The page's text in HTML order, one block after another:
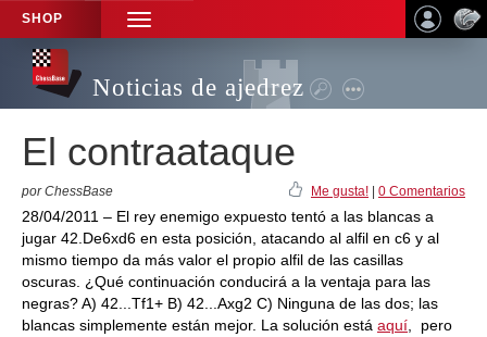
SHOP
TOGGLE
NAVIGATION
Noticias de ajedrez
El contraataque
por ChessBase Me gusta! 0 Comentarios
28/04/2011 – El rey enemigo expuesto tentó a las blancas a
jugar 42.De6xd6 en esta posición, atacando al alfil en c6 y al
mismo tiempo da más valor el propio alfil de las casillas
oscuras. ¿Qué continuación conducirá a la ventaja para las
negras? A) 42...Tf1+ B) 42...Axg2 C) Ninguna de las dos; las
blancas simplemente están mejor. La solución está aquí , pero